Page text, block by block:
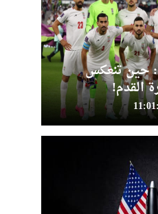
حين تنعكس
القدم!